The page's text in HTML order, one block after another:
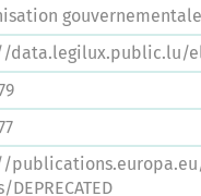
gouvernementale
data.legilux.public.lu/